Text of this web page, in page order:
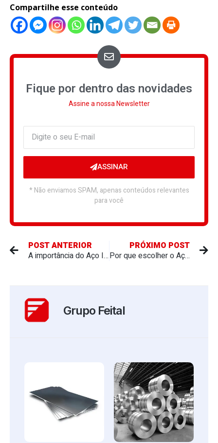
Compartilhe esse conteúdo
Fique por dentro das novidades
Assine a nossa Newsletter
ASSINAR
* Não enviamos SPAM, apenas conteúdos relevantes
para você
POST ANTERIOR
A importância do Aço Inox em infraestruturas públicas
PRÓXIMO POST
Por que escolher o Aço Inox para ambientes de alto tráfego?
Grupo Feital